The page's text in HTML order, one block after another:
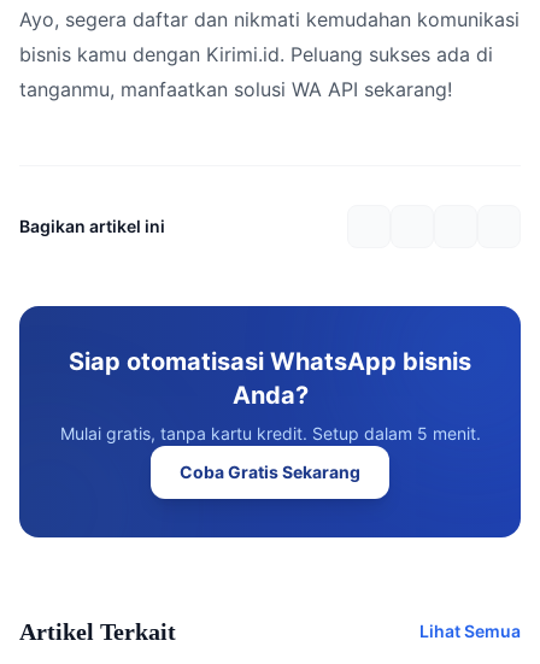
Ayo, segera daftar dan nikmati kemudahan komunikasi
bisnis kamu dengan Kirimi.id. Peluang sukses ada di
tanganmu, manfaatkan solusi WA API sekarang!
Bagikan artikel ini
Siap otomatisasi WhatsApp bisnis
Anda?
Mulai gratis, tanpa kartu kredit. Setup dalam 5 menit.
Coba Gratis Sekarang
Artikel Terkait Lihat Semua